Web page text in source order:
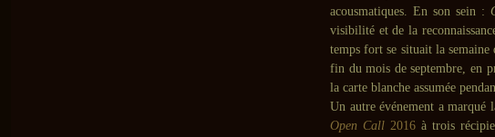
acousmatiques. En son sein :
visibilité et de la
temps fort se situait la
fin du mois de septembre, en
la carte blanche assumée
Un autre événement a
Open Call 2016 à trois